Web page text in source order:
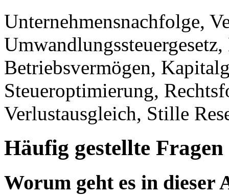
Unternehmensnachfolge,
Betriebsvermögen,
Steueroptimierung,
Verlustausgleich, Stille
Häufig gestellte Fragen
Worum geht es in dieser